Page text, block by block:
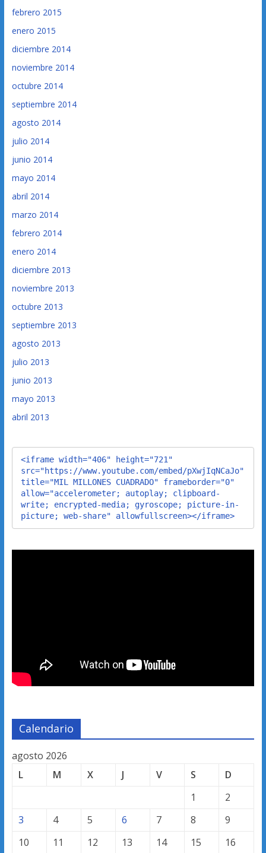
febrero 2015
enero 2015
diciembre 2014
noviembre 2014
octubre 2014
septiembre 2014
agosto 2014
julio 2014
junio 2014
mayo 2014
abril 2014
marzo 2014
febrero 2014
enero 2014
diciembre 2013
noviembre 2013
octubre 2013
septiembre 2013
agosto 2013
julio 2013
junio 2013
mayo 2013
abril 2013
<iframe width="406" height="721"
src="https://www.youtube.com/embed/pXwjIqNCaJo"
title="MIL MILLONES CUADRADO" frameborder="0"
allow="accelerometer; autoplay; clipboard-
write; encrypted-media; gyroscope; picture-in-
picture; web-share" allowfullscreen></iframe>
Calendario
agosto 2026
L
M X J V S
D
1
2
3
4 5 6 7 8
9
10
11 12 13 14 15 16